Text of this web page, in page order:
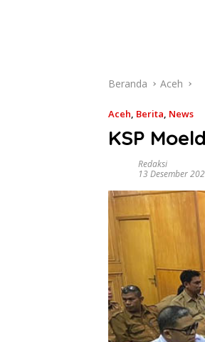
Beranda Aceh
Aceh, Berita, News
KSP
Redaksi
13 Desember